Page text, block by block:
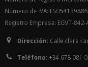
Número de IVA: ESB54139886
Registro Empresa: EGVT-842-
Dirección: Calle clara
Teléfono:+34 678 081